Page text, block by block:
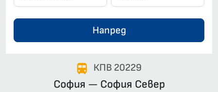
Напред
КПВ 20229
София — София Север